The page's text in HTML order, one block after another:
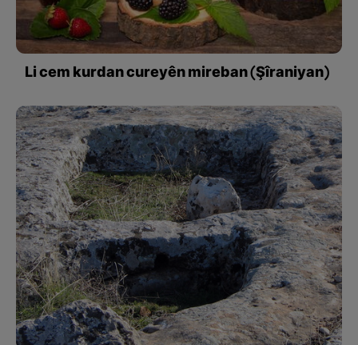
Li cem kurdan cureyên mireban (Şîraniyan)